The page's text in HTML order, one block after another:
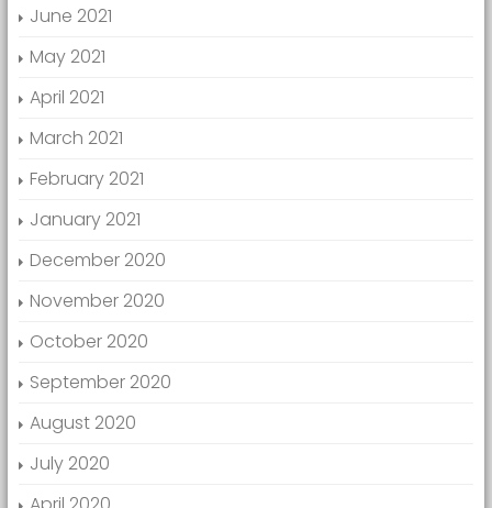
June 2021
May 2021
April 2021
March 2021
February 2021
January 2021
December 2020
November 2020
October 2020
September 2020
August 2020
July 2020